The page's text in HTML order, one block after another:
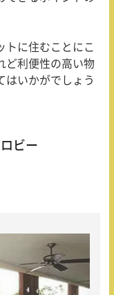
トに住むことにこ
ど利便性の高い物
はいかがでしょう
ビー